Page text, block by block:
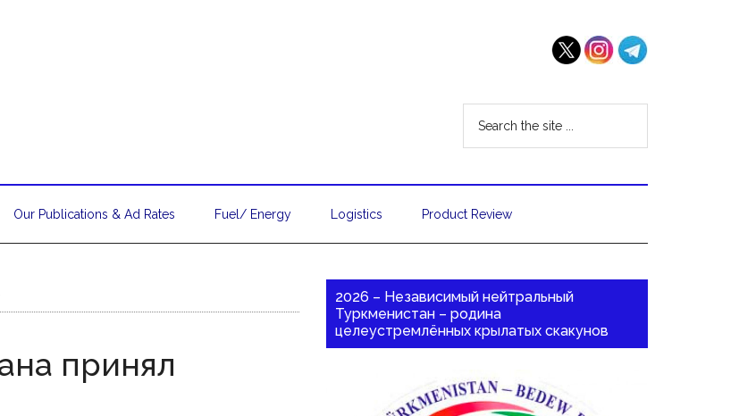
Our Publications & Ad Rates Fuel/ Energy Logistics Product Review
принял
2026 – Независимый нейтральный
Туркменистан – родина
целеустремлённых крылатых скакунов